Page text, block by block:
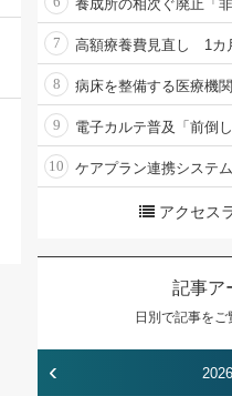
養成所の相次ぐ廃止「
7 高額療養費見直し 1カ
8 病床を整備する医療機
9 電子カルテ普及「前倒
10 ケアプラン連携システ
アクセス
記事ア
日別で記事をご
‹